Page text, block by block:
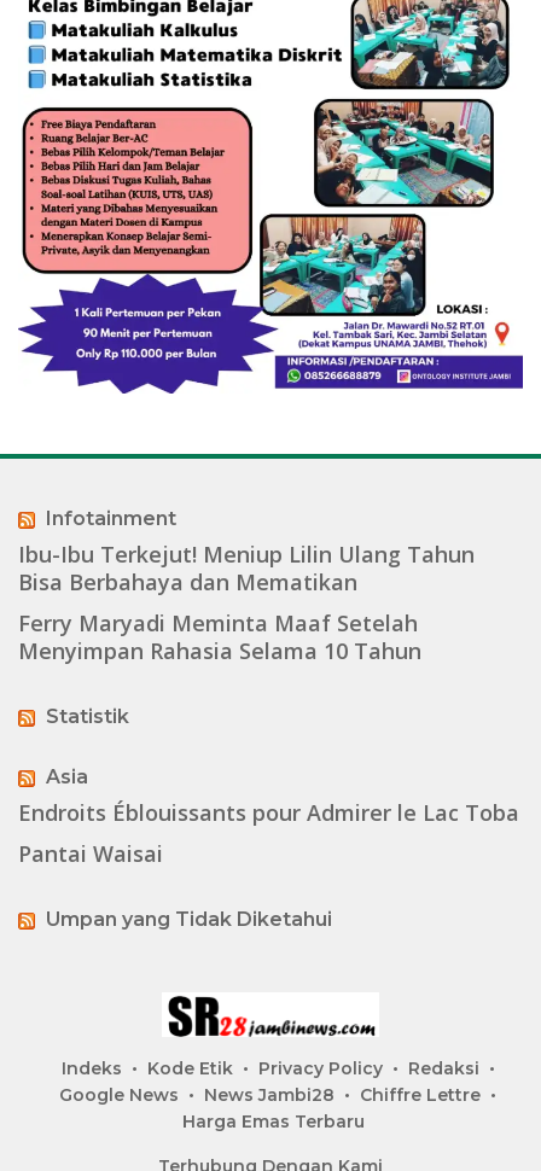
Infotainment
Ibu-Ibu Terkejut! Meniup Lilin Ulang Tahun
Bisa Berbahaya dan Mematikan
Ferry Maryadi Meminta Maaf Setelah
Menyimpan Rahasia Selama 10 Tahun
Statistik
Asia
Endroits Éblouissants pour Admirer le Lac Toba
Pantai Waisai
Umpan yang Tidak Diketahui
Indeks Kode Etik Privacy Policy
Redaksi
Google News
News Jambi28
Chiffre Lettre
Harga Emas Terbaru
Terhubung Dengan Kami